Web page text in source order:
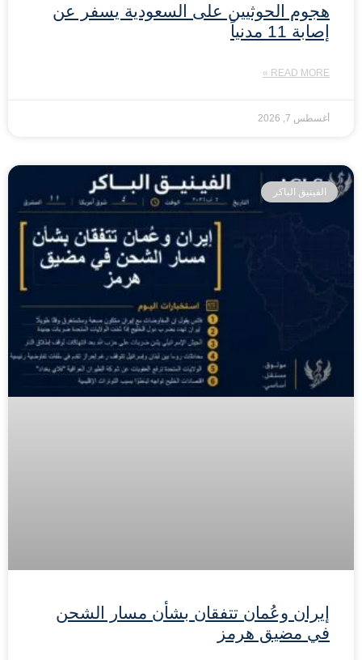
هجوم الحوثيين على السعودية يسفر عن
إصابة 11 مدنياً
READ MORE »
أغسطس 7, 2026
الفينيق الباكر
إيران وعُمان تتفقان بشأن مسار الشحن
في مضيق هرمز